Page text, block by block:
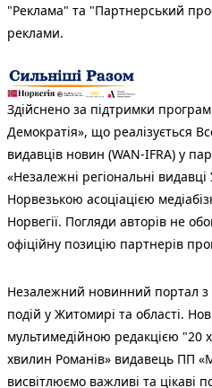
"Реклама" та "Партнерський
реклами.
Здійснено за підтримки
Демократія», що реалізується
видавців новин (WAN-IFRA) у
«Незалежні регіональні
Норвезькою асоціацією
Норвегії. Погляди авторів не
офіційну позицію партнерів
Незалежний новинний портал
подій у Житомирі та області.
мультимедійною редакцією "20
хвилин Романів» видавець ПП
висвітлюємо важливі та цікаві